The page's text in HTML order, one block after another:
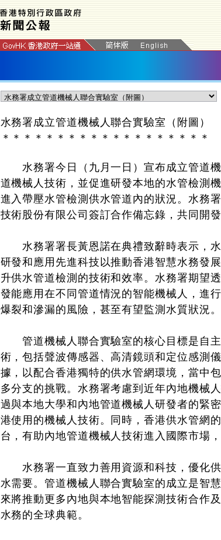
​水務署成立管道機械人聯合實驗室（附圖）
＊ ＊ ＊ ＊ ＊ ＊ ＊ ＊ ＊ ＊ ＊ ＊ ＊ ＊ ＊ ＊ ＊ ＊ ＊
水務署今日（九月一日）宣布成立管道機
道機械人技術，並促進研發本地的水管檢測
進入帶壓水管檢測供水管道內的狀況。水務
技術股份有限公司簽訂合作備忘錄，共同開發
水務署署長黃恩諾在典禮致辭時表示，水
研發和應用先進科技以推動香港智慧水務發
升供水管道檢測的技術和效率。水務署期望
發能應用在不同管道情況的智能機械人，進
爆裂和滲漏的風險，甚至有望監測水質狀況。
管道機械人聯合實驗室的核心目標是自主
術，包括聲波傳感器、高清鏡頭和定位感測
據，以配合香港獨特的供水管網環境，當中
多分支的挑戰。水務署考慮到近年內地機械
過與本地大學和內地管道機械人研發者的緊
港使用的機械人技術。同時，香港供水管網
台，有助內地管道機械人技術進入國際市場
水務署一直致力善用資源和科技，優化供
水需要。管道機械人聯合實驗室的成立是智
來將推動更多內地與本地智能探測技術合作
水務的全球典範。